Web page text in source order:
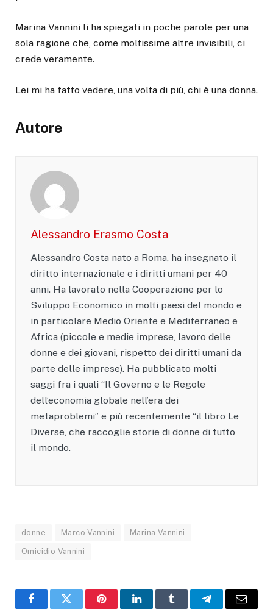
Marina Vannini li ha spiegati in poche parole per una
sola ragione che, come moltissime altre invisibili, ci
crede veramente.
Lei mi ha fatto vedere, una volta di più, chi è una donna.
Autore
Alessandro Erasmo Costa
Alessandro Costa nato a Roma, ha insegnato il
diritto internazionale e i diritti umani per 40
anni. Ha lavorato nella Cooperazione per lo
Sviluppo Economico in molti paesi del mondo e
in particolare Medio Oriente e Mediterraneo e
Africa (piccole e medie imprese, lavoro delle
donne e dei giovani, rispetto dei diritti umani da
parte delle imprese). Ha pubblicato molti
saggi fra i quali “Il Governo e le Regole
dell’economia globale nell’era dei
metaproblemi” e più recentemente “il libro Le
Diverse, che raccoglie storie di donne di tutto
il mondo.
donne Marco Vannini Marina Vannini
Omicidio Vannini
Facebook
X PinterestLinkedInTumblr TelegramEmail